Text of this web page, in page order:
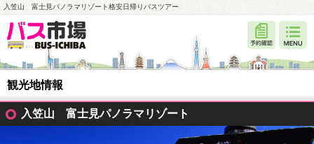
入笠山 富士見パノラマリゾート格安日帰りバスツアー
観光地情報
入笠山 富士見パノラマリゾート